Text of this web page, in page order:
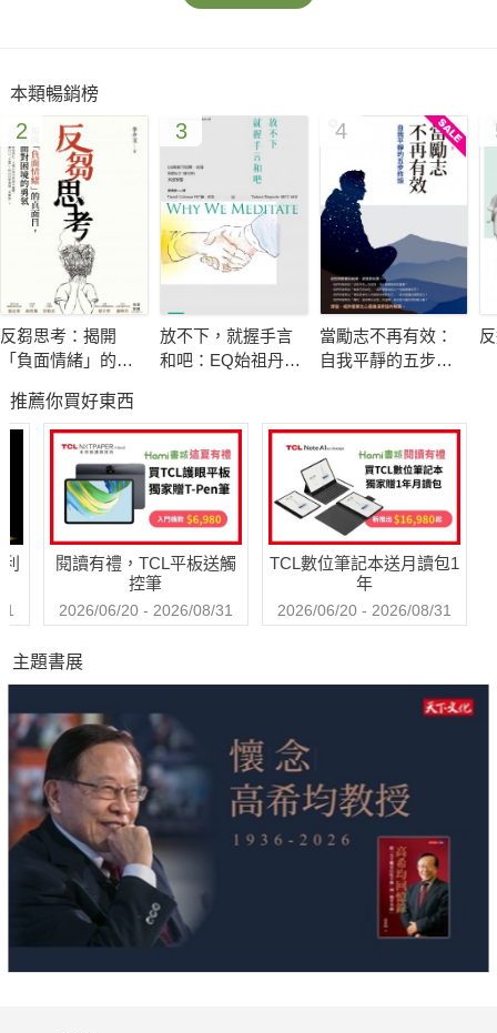
也是父母的窗。 ──李敏勇（詩人）
在字裡行間不經意流露出來的溫柔心事。那些心情，似乎比醫學
本身更讓我覺得安心。 ──侯文詠（作家）
或許書名應更改為「溫柔的謀殺者」（Mercy Killing）。王浩威
用非常散文的方式，控訴謀殺個人的集體社會。在這個我們誤以
為集體正常安全的社會中，每個人其實只是活在瓶中的智障人
物。 ──陳文茜（「世界週報」主持人）
書中千迴百轉的靈魂，教我們體貼、悸動，從而更新了生命的視
無人能及王浩威。 ──陳義芝（詩人）
我知道我自己一直都沒有真的長大，我的長大，大部分是演的。
我的恐懼、煩惱、沉醉、迷戀，一直都和青少年時期的我很像。
對我來說，「青少年」是人生最主要的階段，「青少年」是世界
最大群的人口，所以我很感謝王浩威醫生整理出了這本書。
家、主持人）
「孩子的靈魂寓居於明日，即使在夢中，也不是你所能觀覽的地
方。」王醫師對於社會、家庭制度的變遷有著獨到見解，因此總
能洞悉世代間的張力。在人生的不同階段讀他如何與屬於未來的
心靈對話、如何引導擱淺的親子雙方，予我再度成長的感動。
──鄧惠文（心理醫師）
本類暢銷榜
2
反芻思考：揭開
「負面情緒」的真
境的勇氣
3
放不下，就握手言
和吧：EQ始祖丹尼
4
當勵志不再有效：
自我平靜的五步修
推薦你買好東西
閱讀有禮，TCL平板送觸
控筆
2026/06/20 - 2026/08/31
TCL數位筆記本送月讀包1
年
2026/06/20 - 2026/08/31
主題書展